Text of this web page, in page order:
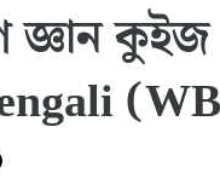
জ্ঞান